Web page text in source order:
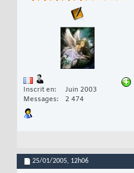
Inscrit en
Juin 2003
Messages
2 474
25/01/2005, 12h06